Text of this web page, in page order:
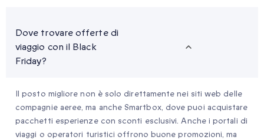
Dove trovare offerte di
viaggio con il Black
Friday?
Il posto migliore non è solo direttamente nei siti web delle
compagnie aeree, ma anche Smartbox, dove puoi acquistare
pacchetti esperienze con sconti esclusivi. Anche i portali di
viaggi o operatori turistici offrono buone promozioni, ma